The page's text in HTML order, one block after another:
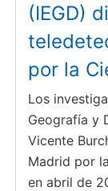
(IEGD)
por la
Los
Geografía y
Vicente
Madrid por
en abril de